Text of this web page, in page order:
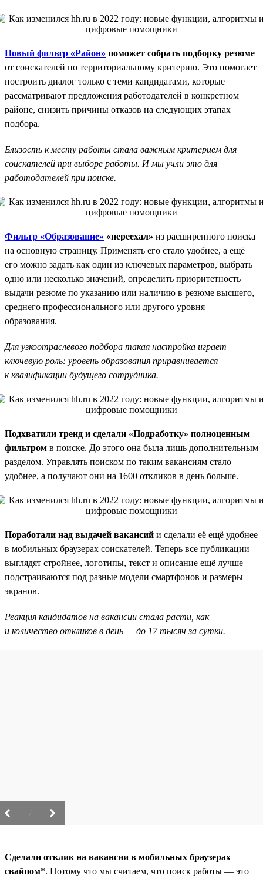
Новый фильтр «Район» поможет собрать подборку резюме
от соискателей по территориальному критерию. Это помогает
построить диалог только с теми кандидатами, которые
рассматривают предложения работодателей в конкретном
районе, снизить причины отказов на следующих этапах
подбора.
Близость к месту работы стала важным критерием для
соискателей при выборе работы. И мы учли это для
работодателей при поиске.
Фильтр «Образование» «переехал» из расширенного поиска
на основную страницу. Применять его стало удобнее, а ещё
его можно задать как один из ключевых параметров, выбрать
одно или несколько значений, определить приоритетность
выдачи резюме по указанию или наличию в резюме высшего,
среднего профессионального или другого уровня
образования.
Для узкоотраслевого подбора такая настройка играет
ключевую роль: уровень образования приравнивается
к квалификации будущего сотрудника.
Подхватили тренд и сделали «Подработку» полноценным
фильтром в поиске. До этого она была лишь дополнительным
разделом. Управлять поиском по таким вакансиям стало
удобнее, а получают они на 1600 откликов в день больше.
Поработали над выдачей вакансий и сделали её ещё удобнее
в мобильных браузерах соискателей. Теперь все публикации
выглядят стройнее, логотипы, текст и описание ещё лучше
подстраиваются под разные модели смартфонов и размеры
экранов.
Реакция кандидатов на вакансии стала расти, как
и количество откликов в день — до 17 тысяч за сутки.
Сделали отклик на вакансии в мобильных браузерах
свайпом*. Потому что мы считаем, что поиск работы — это